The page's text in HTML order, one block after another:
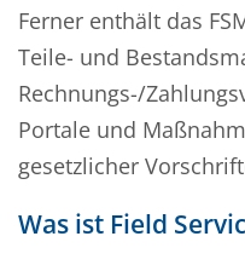
Ferner enthält das
Teile- und
Rechnungs-/
Portale und
gesetzlicher
Was ist Field